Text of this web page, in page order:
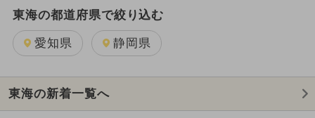
東海の都道府県で絞り込む
愛知県 静岡県
東海の新着一覧へ